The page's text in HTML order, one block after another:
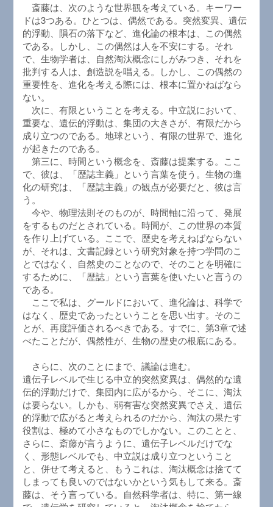
斎藤は、次のような世界観を考えている。キーワー
ドは3つある。ひとつは、偶然である。突然変異、遺伝
的浮動、隕石の落下など、進化論の根本は、この偶然
である。しかし、この偶然は人を不安にする。それ
で、生物学者は、自然淘汰概念にしがみつき、それを
批判する人は、創造説を唱える。しかし、この偶然の
重要性を、進化を考える際には、根本に置かねばなら
ない。
次に、有限ということを考える。中立説において、
重要な、遺伝的浮動は、集団の大きさが、有限だから
成り立つのである。地球という、有限の世界で、進化
が起きたのである。
第三に、時間という概念を、斎藤は提案する。ここ
で、彼は、「歴誌主義」という言葉を使う。生物の進
化の研究は、「歴誌主義」の観点が必要だと、彼は言
う。
今や、物理法則そのものが、時間軸に沿って、発展
をするものだとされている。時間が、この世界の本質
を作り上げている。ここで、歴史を考えねばならない
が、それは、文書記録という研究対象を持つ学問のこ
とではなく、自然史のことなので、そのことを明確に
するために、「歴誌」という言葉を使いたいと言うの
である。
ここで私は、グールドにおいて、進化論は、科学で
はなく、歴史であったということを思い出す。そのこ
とが、再度評価されるべきである。すでに、第3章で述
べたことだが、偶然性が、生物の歴史の根底にある。
さらに、次のことにまで、議論は進む。
遺伝子レベルで生じる中立的突然変異は、偶然的な遺
伝的浮動だけで、集団内に広がるから、そこに、淘汰
は要らない。しかも、弱有害な突然変異でさえ、遺伝
的浮動で広がると考えられるのだから、淘汰の果たす
役割は、極めて小さなものでしかない。このことと、
さらに、斎藤が言うように、遺伝子レベルだけでな
く、形態レベルでも、中立説は成り立つということ
と、併せて考えると、もうこれは、淘汰概念は捨てて
しまっても良いのではないかという気もして来る。斎
藤は、そう言っている。自然科学者は、特に、第一線